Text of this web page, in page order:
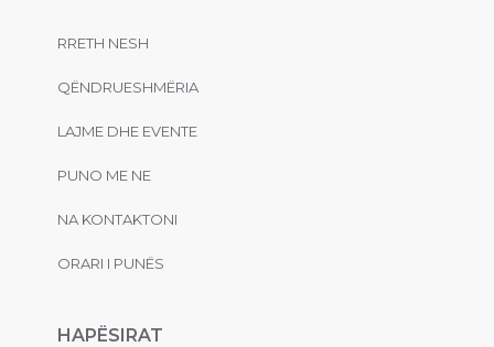
RRETH NESH
QËNDRUESHMËRIA
LAJME DHE EVENTE
PUNO ME NE
NA KONTAKTONI
ORARI I PUNËS
HAPËSIRAT